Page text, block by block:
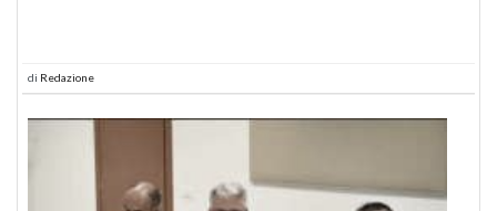
di Redazione